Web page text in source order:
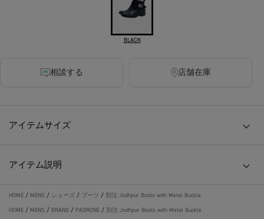
BLACK
相談する 店舗在庫
アイテムサイズ
アイテム説明
HOME / MENS / シューズ / ブーツ / 別注 Jodhpur Boots with Metal Buckle
HOME / MENS / BRAND / PADRONE / 別注 Jodhpur Boots with Metal Buckle